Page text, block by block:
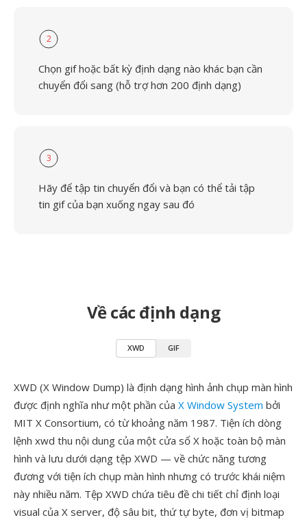
2
Chọn gif hoặc bất kỳ định dạng nào khác bạn cần
chuyển đổi sang (hỗ trợ hơn 200 định dạng)
3
Hãy để tập tin chuyển đổi và bạn có thể tải tập
tin gif của bạn xuống ngay sau đó
Về các định dạng
XWD GIF
XWD (X Window Dump) là định dạng hình ảnh chụp màn hình
được định nghĩa như một phần của X Window System bởi
MIT X Consortium, có từ khoảng năm 1987. Tiện ích dòng
lệnh xwd thu nội dung của một cửa sổ X hoặc toàn bộ màn
hình và lưu dưới dạng tệp XWD — về chức năng tương
đương với tiện ích chụp màn hình nhưng có trước khái niệm
này nhiều năm. Tệp XWD chứa tiêu đề chi tiết chỉ định loại
visual của X server, độ sâu bit, thứ tự byte, đơn vị bitmap